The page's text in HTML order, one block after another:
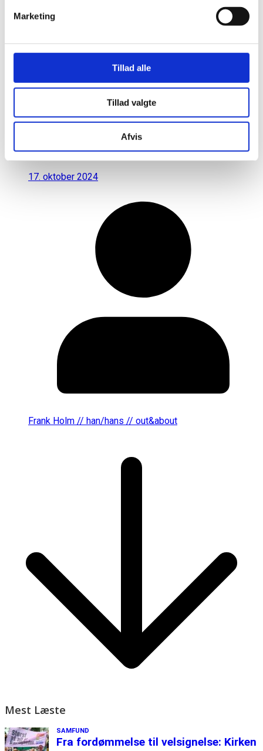
Marketing
Tillad alle
Tillad valgte
Afvis
17. oktober 2024
Frank Holm // han/hans // out&about
Mest Læste